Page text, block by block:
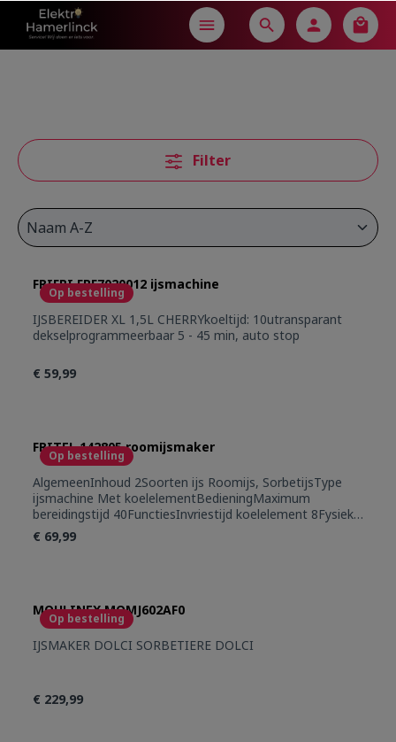
content
Filter
Op bestelling
FRIFRI FRF7020012 ijsmachine
IJSBEREIDER XL 1,5L CHERRYkoeltijd: 10utransparant
dekselprogrammeerbaar 5 - 45 min, auto stop
€ 59,99
Op bestelling
FRITEL 142805 roomijsmaker
AlgemeenInhoud 2Soorten ijs Roomijs, SorbetijsType
ijsmachine Met koelelementBedieningMaximum
bereidingstijd 40FunctiesInvriestijd koelelement 8Fysieke
kenmerkenBreedte 22Diepte 22Gewicht 2,8Hoogte
24,5Inhoud kom 1 2GebruiksgemakKijkvenster
€ 69,99
Op bestelling
MOULINEX MOMJ602AF0
IJSMAKER DOLCI SORBETIERE DOLCI
€ 229,99